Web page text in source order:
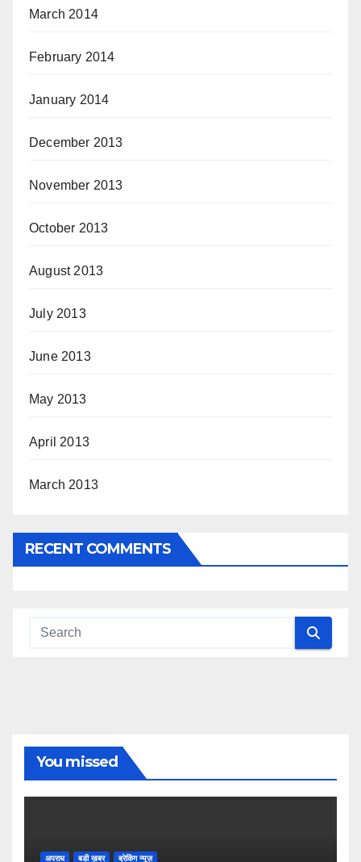
March 2014
February 2014
January 2014
December 2013
November 2013
October 2013
August 2013
July 2013
June 2013
May 2013
April 2013
March 2013
RECENT COMMENTS
You missed
अपराध बडी ख़बर ब्रेकिंग न्यूज़